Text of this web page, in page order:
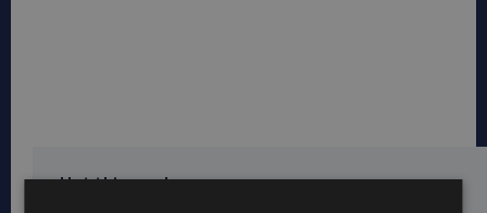
Hot this week